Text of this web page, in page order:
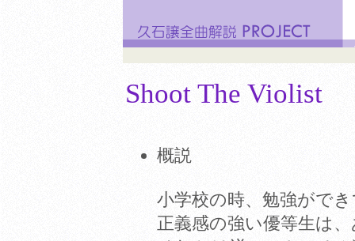
Shoot The Violist
概説
小学校の時、勉強がで
正義感の強い優等生は